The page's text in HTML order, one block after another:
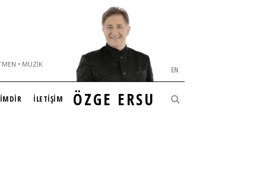
• MÜZIK
ÖZGE ERSU
EN
İLETİŞİM